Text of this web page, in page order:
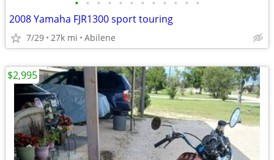
• • • • • • • • • • • •
2008 Yamaha FJR1300 sport touring
7/29 27k mi Abilene
$2,995